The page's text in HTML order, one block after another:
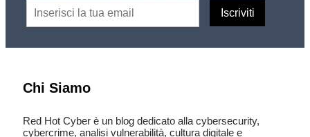
Chi Siamo
Red Hot Cyber è un blog dedicato alla cybersecurity,
cybercrime, analisi vulnerabilità, cultura digitale e